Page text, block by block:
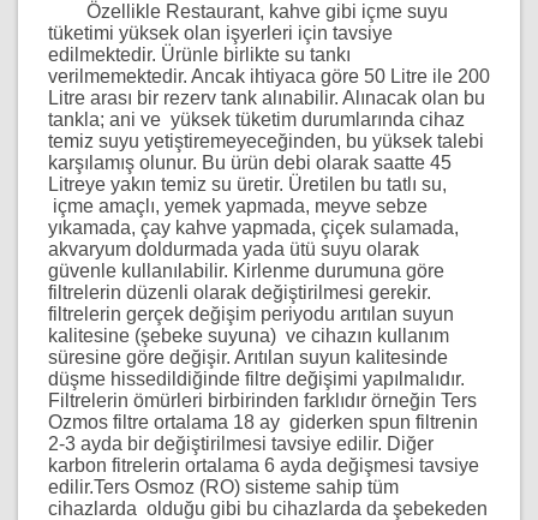
Özellikle Restaurant, kahve gibi içme suyu
tüketimi yüksek olan işyerleri için tavsiye
edilmektedir. Ürünle birlikte su tankı
verilmemektedir. Ancak ihtiyaca göre 50 Litre ile 200
Litre arası bir rezerv tank alınabilir. Alınacak olan bu
tankla; ani ve yüksek tüketim durumlarında cihaz
temiz suyu yetiştiremeyeceğinden, bu yüksek talebi
karşılamış olunur. Bu ürün debi olarak saatte 45
Litreye yakın temiz su üretir. Üretilen bu tatlı su,
içme amaçlı, yemek yapmada, meyve sebze
yıkamada, çay kahve yapmada, çiçek sulamada,
akvaryum doldurmada yada ütü suyu olarak
güvenle kullanılabilir. Kirlenme durumuna göre
filtrelerin düzenli olarak değiştirilmesi gerekir.
filtrelerin gerçek değişim periyodu arıtılan suyun
kalitesine (şebeke suyuna) ve cihazın kullanım
süresine göre değişir. Arıtılan suyun kalitesinde
düşme hissedildiğinde filtre değişimi yapılmalıdır.
Filtrelerin ömürleri birbirinden farklıdır örneğin Ters
Ozmos filtre ortalama 18 ay giderken spun filtrenin
2-3 ayda bir değiştirilmesi tavsiye edilir. Diğer
karbon fitrelerin ortalama 6 ayda değişmesi tavsiye
edilir.Ters Osmoz (RO) sisteme sahip tüm
cihazlarda olduğu gibi bu cihazlarda da şebekeden